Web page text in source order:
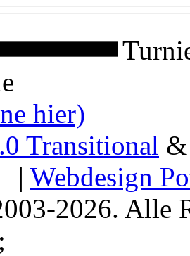
hier)
Transitional
| Webdesign
2026. Alle